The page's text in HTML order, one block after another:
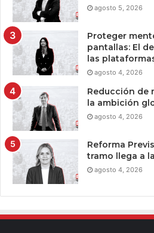
agosto 5, 2026
Proteger
pantallas: El
las
agosto 4, 2026
Reducción de
la ambición
agosto 4, 2026
Reforma
tramo llega a
agosto 4, 2026